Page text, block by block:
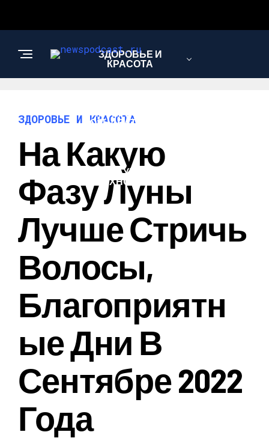
ЗДОРОВЬЕ И
КРАСОТА
ИНТЕРЕСНОЕ И
ПОЗНАВАТЕЛЬНОЕ
НАУКА И
ТЕХНОЛОГИИ
ЗДОРОВЬЕ И КРАСОТА
На Какую
Фазу Луны
Лучше Стричь
Волосы,
Благоприятн
Ые Дни В
Сентябре 2022
Года